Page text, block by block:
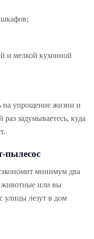
шкафов;
и мелкой кухонной
на упрощение жизни и
задумываетесь, куда
пылесос
минимум два
животные или вы
улицы лезут в дом